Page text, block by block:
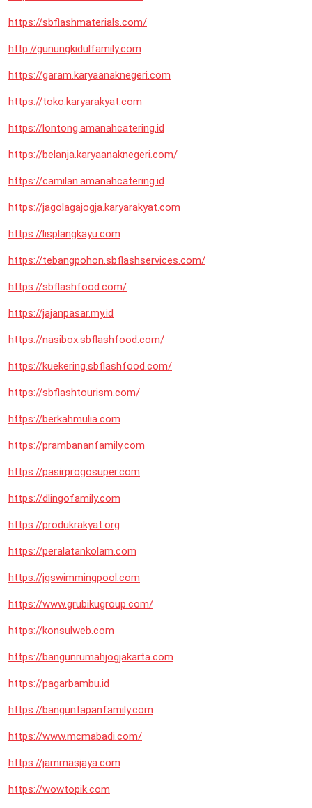
https://sbflashmaterials.com/
http://gunungkidulfamily.com
https://garam.karyaanaknegeri.com
https://toko.karyarakyat.com
https://lontong.amanahcatering.id
https://belanja.karyaanaknegeri.com/
https://camilan.amanahcatering.id
https://jagolagajogja.karyarakyat.com
https://lisplangkayu.com
https://tebangpohon.sbflashservices.com/
https://sbflashfood.com/
https://jajanpasar.my.id
https://nasibox.sbflashfood.com/
https://kuekering.sbflashfood.com/
https://sbflashtourism.com/
https://berkahmulia.com
https://prambananfamily.com
https://pasirprogosuper.com
https://dlingofamily.com
https://produkrakyat.org
https://peralatankolam.com
https://jgswimmingpool.com
https://www.grubikugroup.com/
https://konsulweb.com
https://bangunrumahjogjakarta.com
https://pagarbambu.id
https://banguntapanfamily.com
https://www.mcmabadi.com/
https://jammasjaya.com
https://wowtopik.com